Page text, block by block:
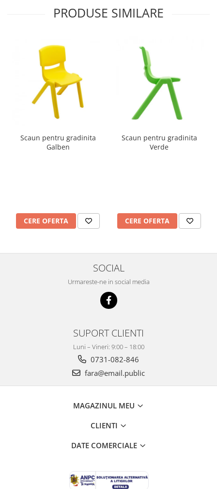
Mese gradinita
Mobilier Depozitare
Dulapuri si Cuiere
Mobilier Scolar
Banci Sali Clasa
Scaune Scolare
Set Banca si Scaune Elevi
Mobilier Laboratoare
Mobilier Laboratoare
Dezvoltare socio-emotionala
Dezvoltarea cognitiva
Materiale Didactice Clasele
Limba si Comunicare
Matematica si stiinte ale naturii
PRODUSE SIMILARE
Scaun pentru gradinita
Galben
CERE OFERTA
Scaun pentru gradinita
Verde
CERE OFERTA
SOCIAL
Urmareste-ne in social media
SUPORT CLIENTI
Luni – Vineri: 9:00 – 18:00
0731-082-846
fara@email.public
MAGAZINUL MEU
CLIENTI
DATE COMERCIALE